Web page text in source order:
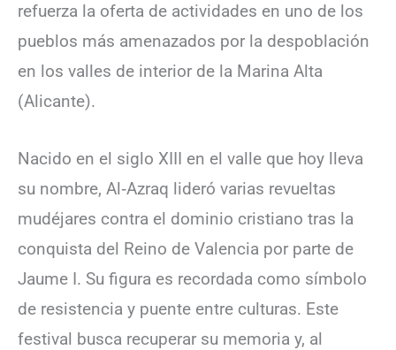
refuerza la oferta de actividades en uno de los
pueblos más amenazados por la despoblación
en los valles de interior de la Marina Alta
(Alicante).
Nacido en el siglo XIII en el valle que hoy lleva
su nombre, Al‑Azraq lideró varias revueltas
mudéjares contra el dominio cristiano tras la
conquista del Reino de Valencia por parte de
Jaume I. Su figura es recordada como símbolo
de resistencia y puente entre culturas. Este
festival busca recuperar su memoria y, al